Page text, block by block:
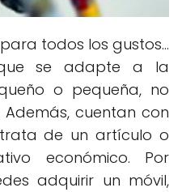
todos los gustos...
se adapte a la
o pequeña, no
cuentan con
de un artículo o
económico. Por
adquirir un móvil,